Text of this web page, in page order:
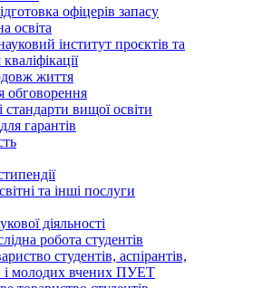
офіцерів запасу
освіта
інститут проєктів та
життя
обговорення
стандарти вищої освіти
гарантів
та інші послуги
діяльності
робота студентів
студентів, аспірантів,
і молодих вчених ПУЕТ